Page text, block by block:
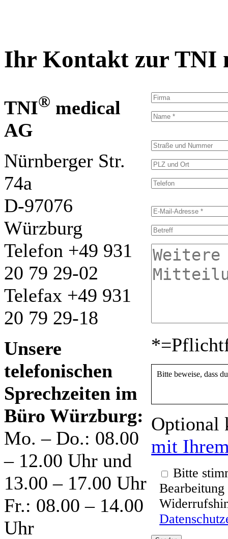
Ihr Kontakt zur TNI
TNI® medical
AG
Nürnberger Str.
74a
D-97076
Würzburg
Telefon +49 931
20 79 29-02
Telefax +49 931
20 79 29-18
Unsere
telefonischen
Sprechzeiten im
Büro Würzburg:
Mo. – Do.: 08.00
– 12.00 Uhr und
13.00 – 17.00 Uhr
Fr.: 08.00 – 14.00
Uhr
i
t
t
e
l
a
s
e
d
i
e
s
e
s
F
e
r
i
t
e
l
a
s
e
d
i
e
s
F
e
r
i
t
e
l
a
s
s
F
l
e
.
Bitte beweise, dass
Optional
mit
Bitte